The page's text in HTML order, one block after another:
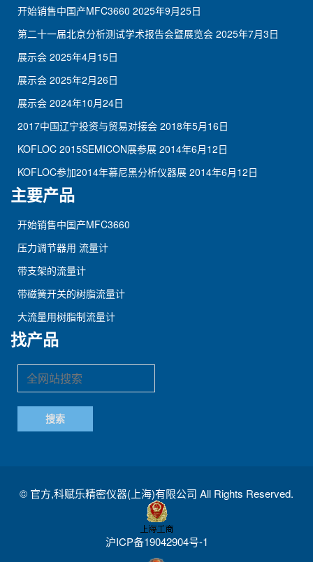
开始销售中国产MFC3660 2025年9月25日
第二十一届北京分析测试学术报告会暨展览会 2025年7月3日
展示会 2025年4月15日
展示会 2025年2月26日
展示会 2024年10月24日
2017中国辽宁投资与贸易对接会 2018年5月16日
KOFLOC 2015SEMICON展参展 2014年6月12日
KOFLOC参加2014年慕尼黑分析仪器展 2014年6月12日
主要产品
开始销售中国产MFC3660
压力调节器用 流量计
带支架的流量计
带磁簧开关的树脂流量计
大流量用树脂制流量计
找产品
© 官方,科赋乐精密仪器(上海)有限公司 All Rights Reserved.
沪ICP备19042904号-1